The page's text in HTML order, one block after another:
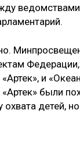
Федерации,
и
были
детей,